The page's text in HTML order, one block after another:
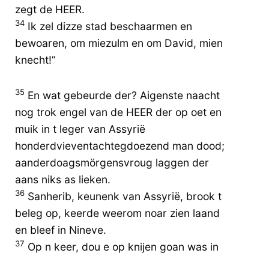
zegt de HEER.
34 Ik zel dizze stad beschaarmen en
bewoaren, om miezulm en om David, mien
knecht!”
35 En wat gebeurde der? Aigenste naacht
nog trok engel van de HEER der op oet en
muik in t leger van Assyrië
honderdvieventachtegdoezend man dood;
aanderdoagsmörgensvroug laggen der
aans niks as lieken.
36 Sanherib, keunenk van Assyrië, brook t
beleg op, keerde weerom noar zien laand
en bleef in Nineve.
37 Op n keer, dou e op knijen goan was in